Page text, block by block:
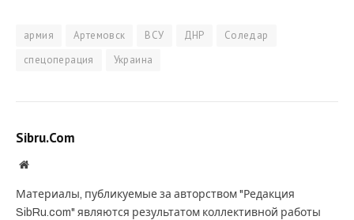
армия Артемовск ВСУ ДНР
Соледар
спецоперация
Украина
Sibru.Com
Website
Материалы, публикуемые за авторством "Редакция
SibRu.com" являются результатом коллективной работы